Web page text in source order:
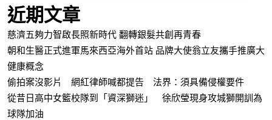
近期文章
慈濟五夠力智啟長照新時代 翻轉銀髮共創再青春
朝和生醫正式進軍馬來西亞海外首站 品牌大使翁立友攜手推廣大
健康概念
偷拍案沒影片 網紅律師喊都提告 法界：須具備侵權要件
從昔日高中女籃校隊到「資深獅迷」 徐欣瑩現身攻城獅開訓為
球隊加油